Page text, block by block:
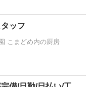
ッフ
こまどめ内の厨房